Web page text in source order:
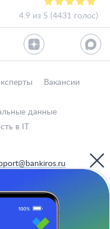
4.9 из 5 (4431 голос)
Вакансии
данные
в IT